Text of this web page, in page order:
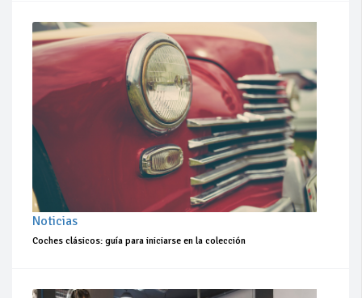
Noticias
Coches clásicos: guía para iniciarse en la colección